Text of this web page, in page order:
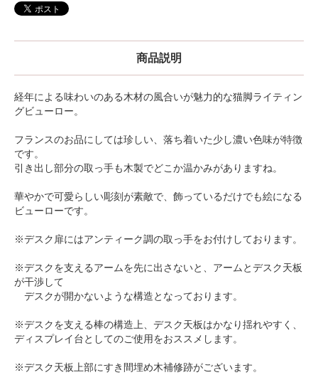
商品説明
経年による味わいのある木材の風合いが魅力的な猫脚ライティン
グビューロー。
フランスのお品にしては珍しい、落ち着いた少し濃い色味が特徴
です。
引き出し部分の取っ手も木製でどこか温かみがありますね。
華やかで可愛らしい彫刻が素敵で、飾っているだけでも絵になる
ビューローです。
※デスク扉にはアンティーク調の取っ手をお付けしております。
※デスクを支えるアームを先に出さないと、アームとデスク天板
が干渉して
デスクが開かないような構造となっております。
※デスクを支える棒の構造上、デスク天板はかなり揺れやすく、
ディスプレイ台としてのご使用をおススメします。
※デスク天板上部にすき間埋め木補修跡がございます。